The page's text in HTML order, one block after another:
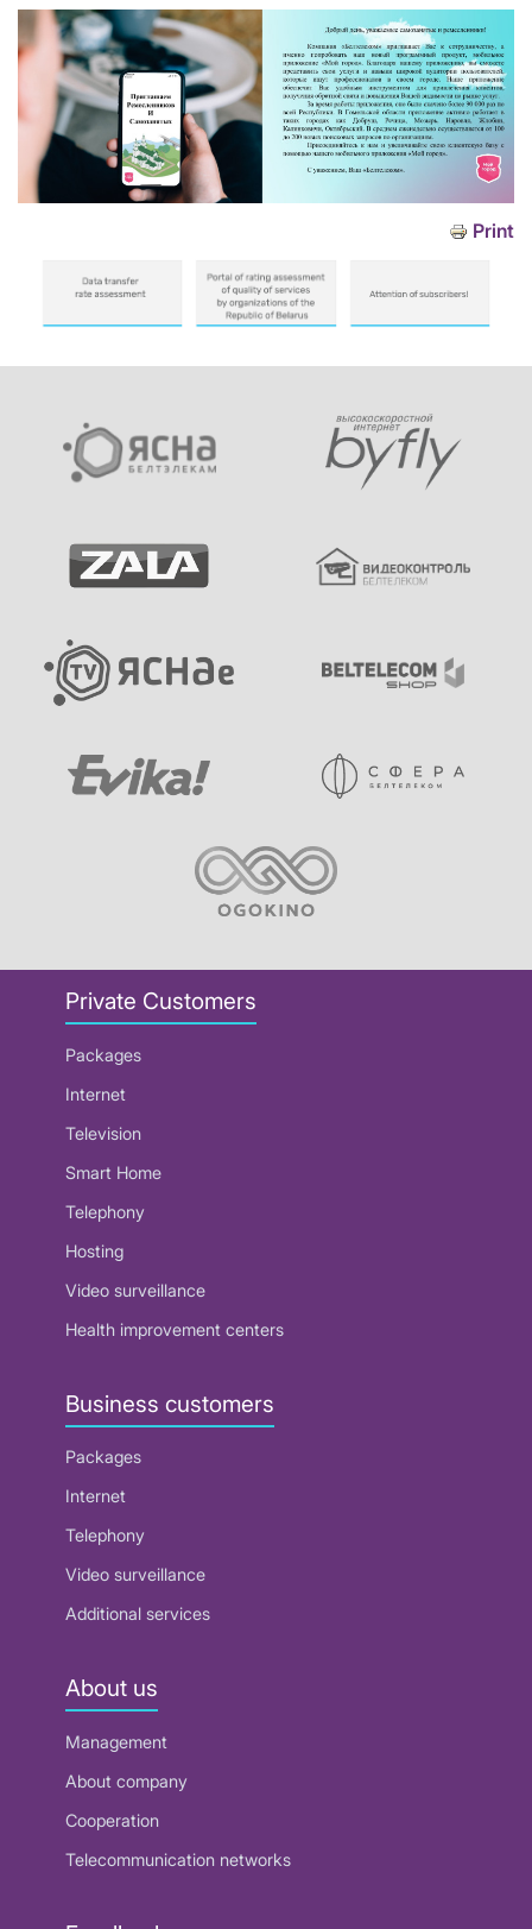
Print
Private Customers
Packages
Internet
Television
Smart Home
Telephony
Hosting
Video surveillance
Health improvement centers
Business customers
Packages
Internet
Telephony
Video surveillance
Additional services
About us
Management
About company
Cooperation
Telecommunication networks